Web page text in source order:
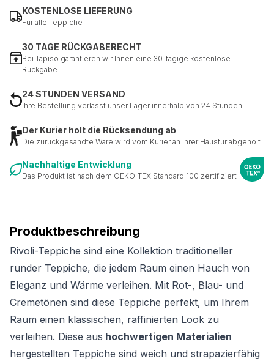
Produktbeschreibung
Rivoli-Teppiche sind eine Kollektion traditioneller
runder Teppiche, die jedem Raum einen Hauch von
Eleganz und Wärme verleihen. Mit Rot-, Blau- und
Cremetönen sind diese Teppiche perfekt, um Ihrem
Raum einen klassischen, raffinierten Look zu
verleihen. Diese aus hochwertigen Materialien
hergestellten Teppiche sind weich und strapazierfähig
KOSTENLOSE LIEFERUNG
Für alle Teppiche
30 TAGE RÜCKGABERECHT
Bei Tapiso garantieren wir Ihnen eine 30-tägige kostenlose
Rückgabe
24 STUNDEN VERSAND
Ihre Bestellung verlässt unser Lager innerhalb von 24 Stunden
Der Kurier holt die Rücksendung ab
Die zurückgesandte Ware wird vom Kurier an Ihrer Haustür abgeholt
Nachhaltige Entwicklung
Das Produkt ist nach dem OEKO-TEX Standard 100 zertifiziert